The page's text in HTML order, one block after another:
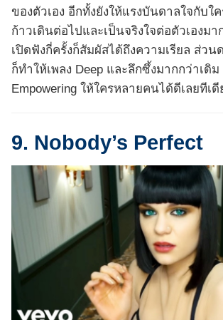
ของตัวเอง อีกทั้งยังให้แรงบันดาลใจกับใ
ก้าวเดินต่อไปและเป็นจริงใจต่อตัวเองม
เปิดฟังกี่ครั้งก็สัมผัสได้ถึงความเรียล ส่วน
ก็ทำให้เพลง Deep และลึกซึ้งมากกว่าเดิม
Empowering ให้ใครหลายคนได้ดีเลยทีเดี
9. Nobody’s Perfect